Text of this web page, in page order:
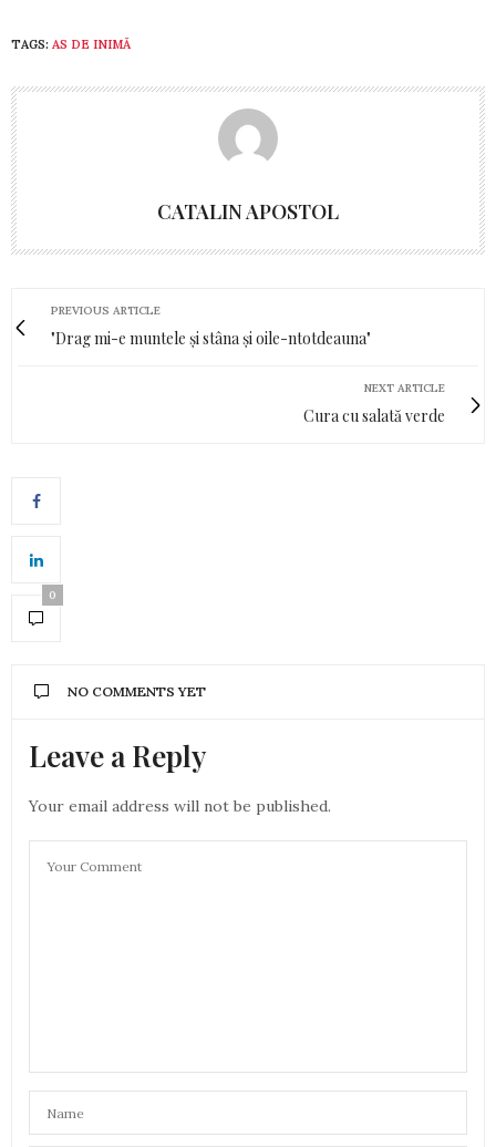
TAGS: AS DE INIMĂ
CATALIN APOSTOL
PREVIOUS ARTICLE
"Drag mi-e muntele și stâna și oile-ntotdeauna"
NEXT ARTICLE
Cura cu salată verde
0
NO COMMENTS YET
Leave a Reply
Your email address will not be published.